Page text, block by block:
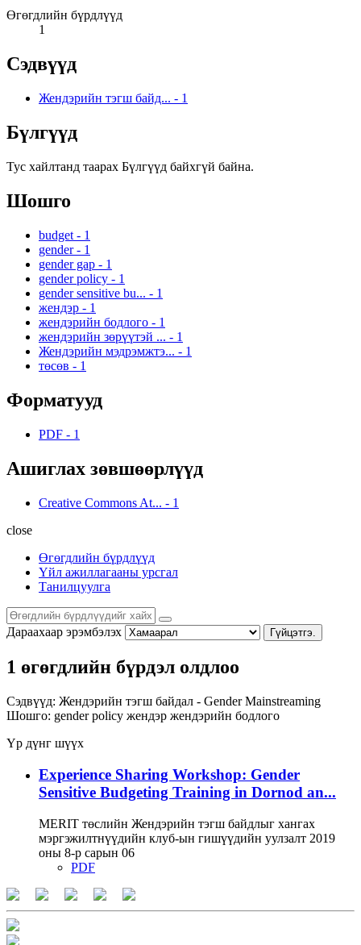
Өгөгдлийн бүрдлүүд
1
Сэдвүүд
Жендэрийн тэгш байд... - 1
Бүлгүүд
Тус хайлтанд таарах Бүлгүүд байхгүй байна.
Шошго
budget - 1
gender - 1
gender gap - 1
gender policy - 1
gender sensitive bu... - 1
жендэр - 1
жендэрийн бодлого - 1
жендэрийн зөрүүтэй ... - 1
Жендэрийн мэдрэмжтэ... - 1
төсөв - 1
Форматууд
PDF - 1
Ашиглах зөвшөөрлүүд
Creative Commons At... - 1
close
Өгөгдлийн бүрдлүүд
Үйл ажиллагааны урсгал
Танилцуулга
Дараахаар эрэмбэлэх Гүйцэтгэ.
1 өгөгдлийн бүрдэл олдлоо
Сэдвүүд: Жендэрийн тэгш байдал - Gender Mainstreaming
Шошго: gender policy жендэр жендэрийн бодлого
Үр дүнг шүүх
Experience Sharing Workshop: Gender
Sensitive Budgeting Training in Dornod an...
MERIT төслийн Жендэрийн тэгш байдлыг хангах
мэргэжилтнүүдийн клуб-ын гишүүдийн уулзалт 2019
оны 8-р сарын 06
PDF